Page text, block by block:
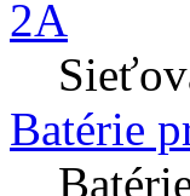
2A
Batérie